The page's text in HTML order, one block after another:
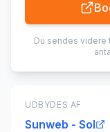
Du sendes videre
UDBYDES AF
Sunweb - Sol